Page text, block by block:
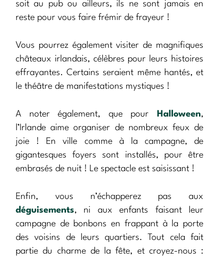
soit au pub ou ailleurs, ils ne sont jamais en
reste pour vous faire frémir de frayeur !
Vous pourrez également visiter de magnifiques
châteaux irlandais, célèbres pour leurs histoires
effrayantes. Certains seraient même hantés, et
le théâtre de manifestations mystiques !
A noter également, que pour Halloween,
l’Irlande aime organiser de nombreux feux de
joie ! En ville comme à la campagne, de
gigantesques foyers sont installés, pour être
embrasés de nuit ! Le spectacle est saisissant !
Enfin, vous n’échapperez pas aux
déguisements, ni aux enfants faisant leur
campagne de bonbons en frappant à la porte
des voisins de leurs quartiers. Tout cela fait
partie du charme de la fête, et croyez-nous :